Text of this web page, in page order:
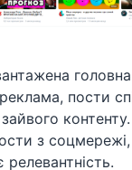
пости
зайвого
з